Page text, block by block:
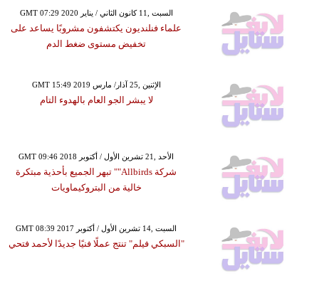
GMT 07:29 2020 السبت ,11 كانون الثاني / يناير
علماء فنلنديون يكتشفون مشروبًا يساعد على
تخفيض مستوى ضغط الدم
GMT 15:49 2019 الإثنين ,25 آذار/ مارس
لا يبشر الجو العام بالهدوء التام
GMT 09:46 2018 الأحد ,21 تشرين الأول / أكتوبر
شركة Allbirds"" تبهر الجميع بأحذية مبتكرة
خالية من البتروكيماويات
GMT 08:39 2017 السبت ,14 تشرين الأول / أكتوبر
"السبكي فيلم" تنتج عملًا فنيًا جديدًا لأحمد فتحي